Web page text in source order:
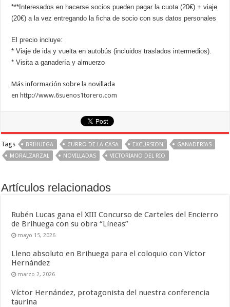
***Interesados en hacerse socios pueden pagar la cuota (20€) + viaje
(20€) a la vez entregando la ficha de socio con sus datos personales
El precio incluye:
* Viaje de ida y vuelta en autobús (incluidos traslados intermedios).
* Visita a ganadería y almuerzo
Más información sobre la novillada
enhttp://www.6suenos1torero.com
Tags BRIHUEGA CURRO DE LA CASA EXCURSION
GANADERIAS
MORALZARZAL
NOVILLADAS VICTORIANO DEL RIO
Artículos relacionados
Rubén Lucas gana el XIII Concurso de Carteles del Encierro
de Brihuega con su obra “Líneas”
mayo 15, 2026
Lleno absoluto en Brihuega para el coloquio con Víctor
Hernández
marzo 2, 2026
Víctor Hernández, protagonista del nuestra conferencia
taurina